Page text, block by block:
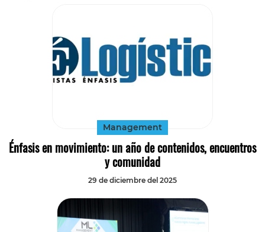
Management
Énfasis en movimiento: un año de contenidos, encuentros
y comunidad
29 de diciembre del 2025